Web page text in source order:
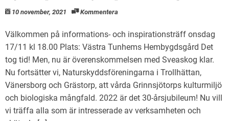
10 november, 2021 Kommentera
Välkommen på informations- och inspirationsträff onsdag
17/11 kl 18.00 Plats: Västra Tunhems Hembygdsgård Det
tog tid! Men, nu är överenskommelsen med Sveaskog klar.
Nu fortsätter vi, Naturskyddsföreningarna i Trollhättan,
Vänersborg och Grästorp, att vårda Grinnsjötorps kulturmiljö
och biologiska mångfald. 2022 är det 30-årsjubileum! Nu vill
vi träffa alla som är intresserade av verksamheten och